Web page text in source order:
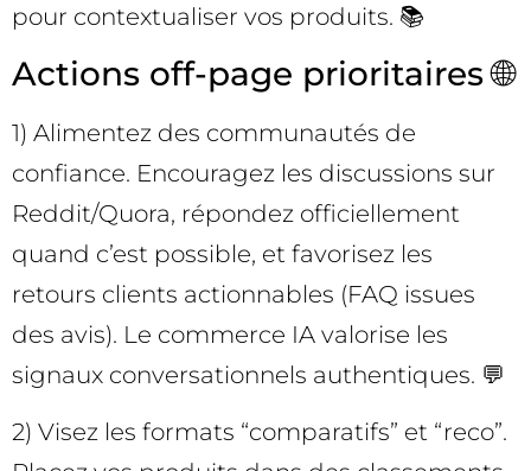
pour contextualiser vos produits. 📚
Actions off-page prioritaires 🌐
1) Alimentez des communautés de
confiance. Encouragez les discussions sur
Reddit/Quora, répondez officiellement
quand c’est possible, et favorisez les
retours clients actionnables (FAQ issues
des avis). Le commerce IA valorise les
signaux conversationnels authentiques. 💬
2) Visez les formats “comparatifs” et “reco”.